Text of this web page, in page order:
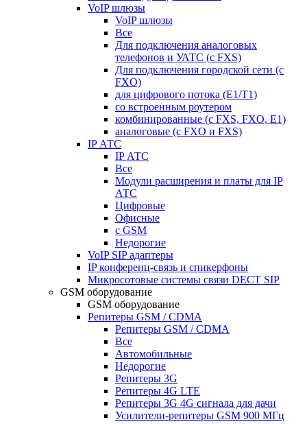
VoIP шлюзы
VoIP шлюзы
Все
Для подключения аналоговых
телефонов и УАТС (с FXS)
Для подключения городской сети (с
FXO)
для цифрового потока (E1/T1)
со встроенным роутером
комбинированные (c FXS, FXO, E1)
аналоговые (с FXO и FXS)
IP АТС
IP АТС
Все
Модули расширения и платы для IP
АТС
Цифровые
Офисные
с GSM
Недорогие
VoIP SIP адаптеры
IP конференц-связь и спикерфоны
Микросотовые системы связи DECT SIP
GSM оборудование
GSM оборудование
Репитеры GSM / CDMA
Репитеры GSM / CDMA
Все
Автомобильные
Недорогие
Репитеры 3G
Репитеры 4G LTE
Репитеры 3G 4G сигнала для дачи
Усилители-репитеры GSM 900 МГц